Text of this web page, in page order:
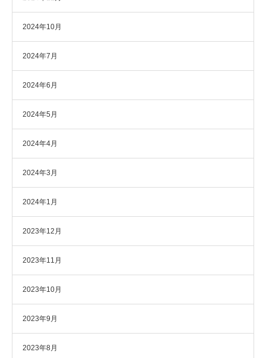
2024年10月
2024年7月
2024年6月
2024年5月
2024年4月
2024年3月
2024年1月
2023年12月
2023年11月
2023年10月
2023年9月
2023年8月